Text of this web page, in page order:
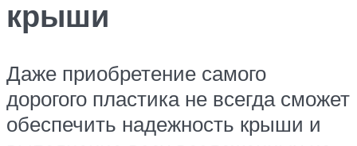
крыши
Даже приобретение самого
дорогого пластика не всегда сможет
обеспечить надежность крыши и